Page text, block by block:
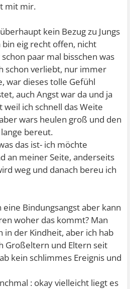
mit mir.
kein Bezug zu Jungs
eig recht offen, nicht
paar mal bisschen was
schon verliebt, nur immer
war dieses tolle Gefühl
auch Angst war da und ja
ich schnell das Weite
wars heulen groß und den
bereut.
das ist- ich möchte
an meiner Seite, anderseits
weg und danach bereu ich
eine Bindungsangst aber kann
woher das kommt? Man
in der Kindheit, aber ich hab
Großeltern und Eltern seit
kein schlimmes Ereignis und
: okay vielleicht liegt es